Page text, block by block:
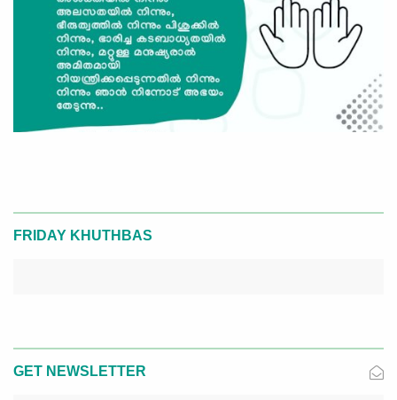
FRIDAY KHUTHBAS
GET NEWSLETTER